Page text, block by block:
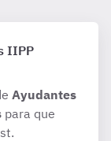
IIPP
Ayudantes
para que